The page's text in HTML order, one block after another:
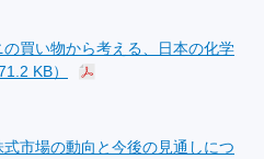
買い物から考える、日本の化学
KB）
市場の動向と今後の見通しにつ